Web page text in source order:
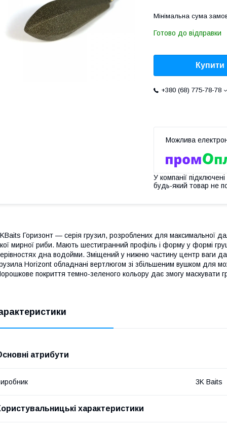
Мінімальна сума
Готово до відправки
Купити
+380 (68) 775-78-78
У компанії
будь-який товар не
Горизонт — серія грузил, розроблених для максимальної
мирної риби. Мають шестигранний профіль і форму у формі
дна водойми. Зміщений у нижню частину центр ваги
Horizont обладнані вертлюгом зі збільшеним вушком для
покриття темно-зеленого кольору дає змогу маскувати
атрибути
3K Baits
характеристики